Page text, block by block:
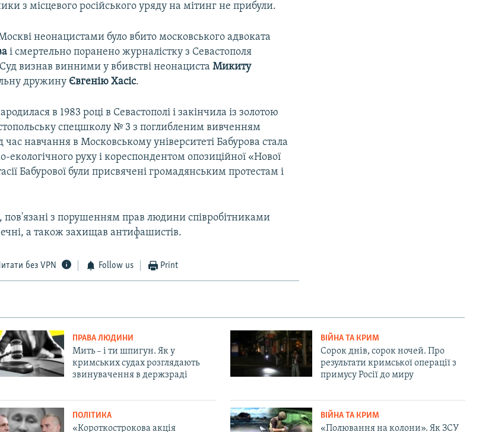
з місцевого російського уряду на мітинг не прибули.
неонацистами було вбито московського адвоката
і смертельно поранено журналістку з Севастополя
визнав винними у вбивстві неонацистаМикиту
дружину Євгенію Хасіс.
в 1983 році в Севастополі і закінчила із золотою
спецшколу № 3 з поглибленим вивченням
час навчання в Московському університеті Бабурова стала
екологічного руху і кореспондентом опозиційної «Нової
Бабурової були присвячені громадянським протестам і
пов'язані з порушенням прав людини співробітниками
а також захищав антифашистів.
без VPN Follow us Print
ПРАВА ЛЮДИНИ
Мить – і ти шпигун. Як у
кримських судах розглядають
звинувачення в держзраді
ВІЙНА ТА КРИМ
Сорок днів, сорок ночей. Про
результати кримської операції з
примусу Росії до миру
ПОЛІТИКА
«Короткострокова акція
ВІЙНА ТА КРИМ
«Полювання на колони». Як ЗСУ